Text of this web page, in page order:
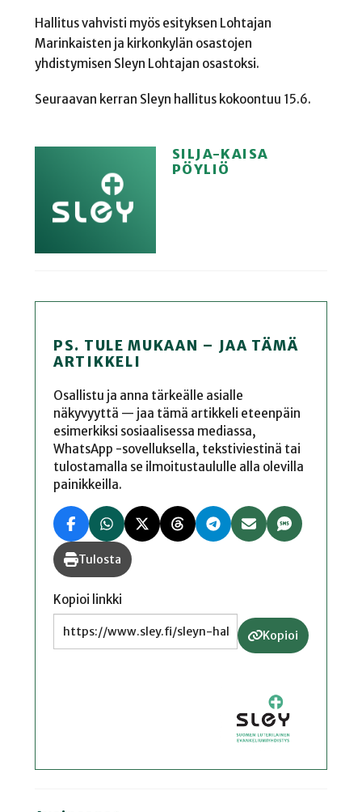
Hallitus vahvisti myös esityksen Lohtajan
Marinkaisten ja kirkonkylän osastojen
yhdistymisen Sleyn Lohtajan osastoksi.
Seuraavan kerran Sleyn hallitus kokoontuu 15.6.
SILJA-KAISA
PÖYLIÖ
PS. TULE MUKAAN – JAA TÄMÄ
ARTIKKELI
Osallistu ja anna tärkeälle asialle
näkyvyyttä — jaa tämä artikkeli eteenpäin
esimerkiksi sosiaalisessa mediassa,
WhatsApp -sovelluksella, tekstiviestinä tai
tulostamalla se ilmoitustaululle alla olevilla
painikkeilla.
Tulosta
Kopioi linkki
Kopioi